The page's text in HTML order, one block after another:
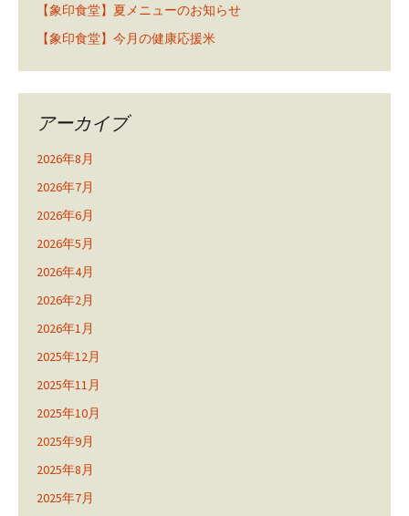
【象印食堂】夏メニューのお知らせ
【象印食堂】今月の健康応援米
アーカイブ
2026年8月
2026年7月
2026年6月
2026年5月
2026年4月
2026年2月
2026年1月
2025年12月
2025年11月
2025年10月
2025年9月
2025年8月
2025年7月